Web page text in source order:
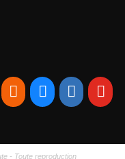
- Toute reproduction